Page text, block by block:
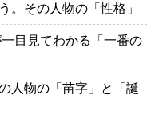
。その人物の「性格」
目見てわかる「一番の
人物の「苗字」と「誕